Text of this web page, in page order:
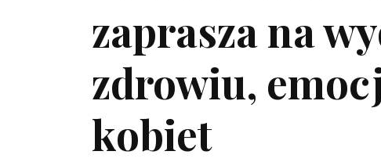
zaprasza na
zdrowiu,
kobiet